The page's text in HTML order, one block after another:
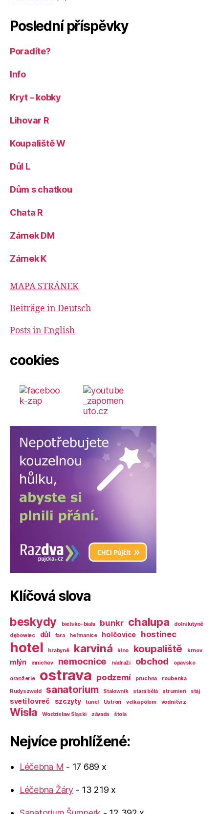
Poslední příspěvky
Poradíte?
Info
Kryt – kobky
Lihovar R
Koupaliště W
Důl L
Dům s chatkou
Chata R
Zámek DM
Zámek K
MAPA STRÁNEK
Beiträge in Deutsch
Posts in English
cookies
Klíčová slova
beskydy bielsko-biała bunkr chalupa
dolní lutyně
dębowiec
důl fara heřmanice holčovice hostinec
hotel hrabyně karviná kino koupaliště krnov
mlýn mnichov nemocnice nádraží obchod opavsko
oranžerie ostrava podzemí pruchna
roubenka
Rudyszwałd
sanatorium Stalownik stará bělá strumień stáj
sveti lovreč szczyty tunel Ustroń velká polom vodní tvrz
Wisła Wodzisław Śląski závada štola
Nejvíce prohlížené:
Léčebna M - 17 689 x
Léčebna Žáry- 13 219 x